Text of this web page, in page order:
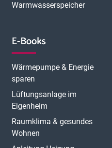
Warmwasserspeicher
E-Books
Wärmepumpe & Energie
sparen
Lüftungsanlage im
Eigenheim
Raumklima & gesundes
Wohnen